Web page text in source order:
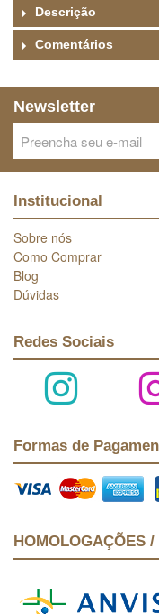
Descrição
Comentários
Newsletter
Institucional
Sobre nós
Como Comprar
Blog
Dúvidas
Redes Sociais
Formas de
HOMOLOGAÇÕES